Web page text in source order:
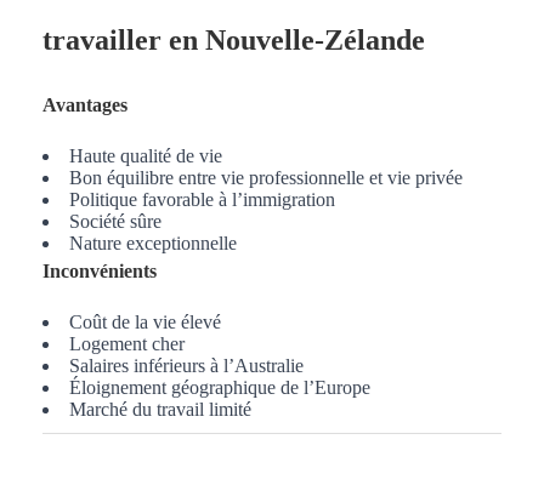
travailler en Nouvelle-Zélande
Avantages
Haute qualité de vie
Bon équilibre entre vie professionnelle et vie privée
Politique favorable à l’immigration
Société sûre
Nature exceptionnelle
Inconvénients
Coût de la vie élevé
Logement cher
Salaires inférieurs à l’Australie
Éloignement géographique de l’Europe
Marché du travail limité